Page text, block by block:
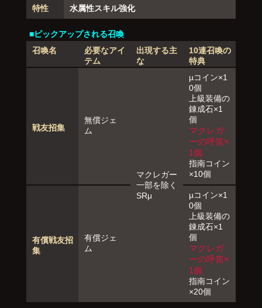
特性 水属性スキル強化
■ピックアップされる召喚
召喚名
必要なアイ
テム
出現する主
な
10連召喚の
特典
戦友招集
無償ジェ
ム
マクレガー
一部を除く
SRμ
µコイン×1
0個
上級装備の
錬成石×1
個
マクレガ
ーの呼笛×
1個
指南コイン
×10個
有償戦友招
集
有償ジェ
ム
µコイン×1
0個
上級装備の
錬成石×1
個
マクレガ
ーの呼笛×
1個
指南コイン
×20個